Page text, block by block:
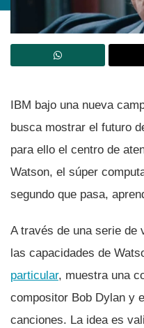
IBM bajo una nueva
busca mostrar el futuro
para ello el centro de
Watson, el súper
segundo que pasa,
A través de una serie de
las capacidades de
particular, muestra una
compositor Bob Dylan y
canciones. La idea es